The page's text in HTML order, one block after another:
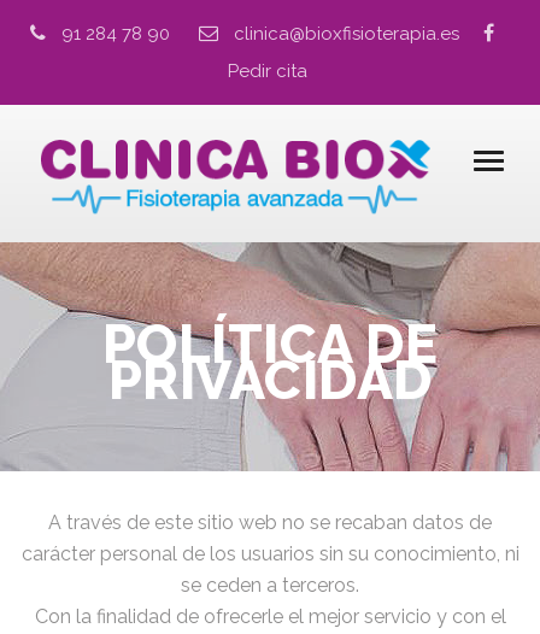
91 284 78 90
clinica@bioxfisioterapia.es
Pedir cita
POLÍTICA DE
PRIVACIDAD
A través de este sitio web no se recaban datos de
carácter personal de los usuarios sin su conocimiento, ni
se ceden a terceros.
Con la finalidad de ofrecerle el mejor servicio y con el